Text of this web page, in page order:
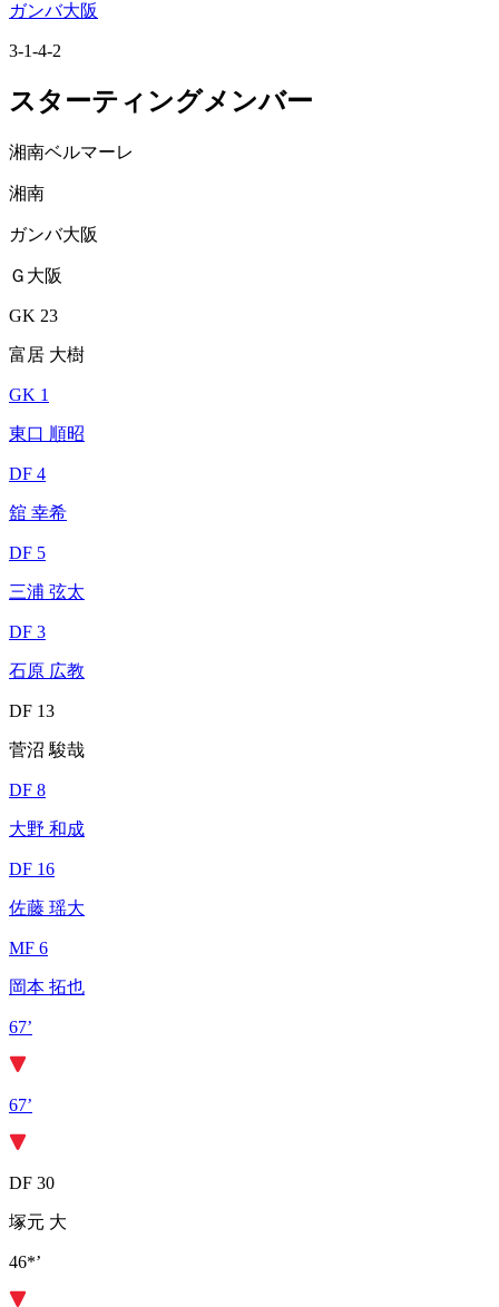
ガンバ大阪
3-1-4-2
スターティングメンバー
湘南ベルマーレ
湘南
ガンバ大阪
Ｇ大阪
GK 23
富居 大樹
GK 1
東口 順昭
DF 4
舘 幸希
DF 5
三浦 弦太
DF 3
石原 広教
DF 13
菅沼 駿哉
DF 8
大野 和成
DF 16
佐藤 瑶大
MF 6
岡本 拓也
67’
67’
DF 30
塚元 大
46*’